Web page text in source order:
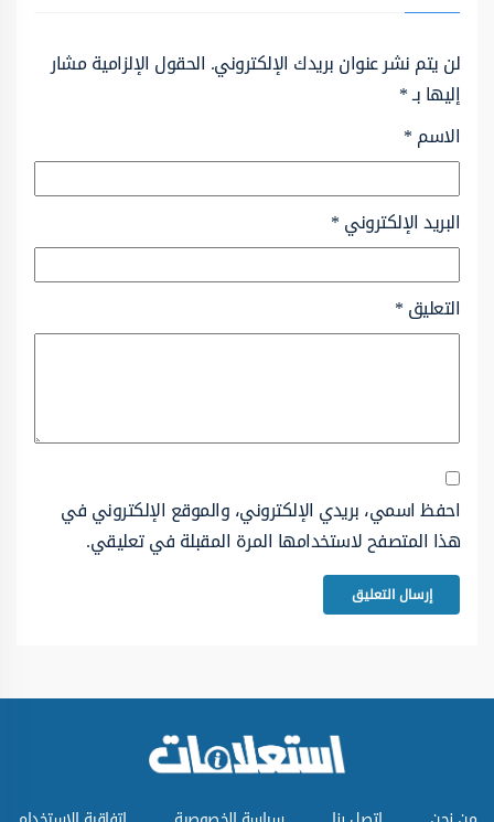
لن يتم نشر عنوان بريدك الإلكتروني. الحقول الإلزامية مشار
إليها بـ*
الاسم*
البريد الإلكتروني*
التعليق*
احفظ اسمي، بريدي الإلكتروني، والموقع الإلكتروني في
هذا المتصفح لاستخدامها المرة المقبلة في تعليقي.